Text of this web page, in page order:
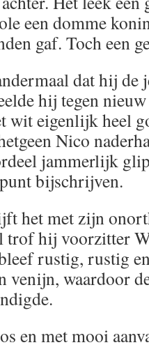
een domme
gaf. Toch een
dat hij de
hij tegen
wit eigenlijk heel
Nico
jammerlijk
bijschrijven.
het met zijn
trof hij voorzitter
rustig, rustig
venijn, waardoor
en met mooi